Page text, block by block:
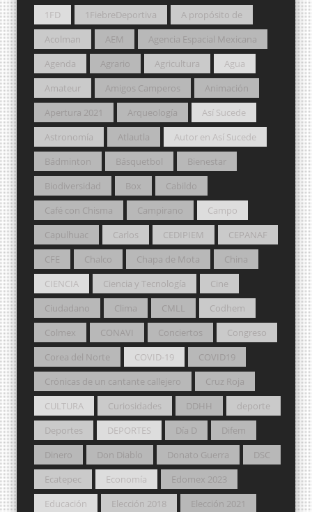
1FD 1FiebreDeportiva
A propósito de
Acolman
AEM
Agencia Espacial Mexicana
Agenda
Agrario Agricultura
Agua
Amateur
Amigos Camperos
Animación
Apertura 2021
Arqueología
Así Sucede
Astronomía
Atlautla
Autor en Así Sucede
Bádminton
Básquetbol
Bienestar
Biodiversidad
Box
Cabildo
Café con Chisma
Campirano
Campo
Capulhuac
Carlos CEDIPIEM
CEPANAF
CFE
Chalco Chapa de Mota
China
CIENCIA
Ciencia y Tecnología
Cine
Ciudadano
Clima CMLL
Codhem
Colmex
CONAVI Conciertos
Congreso
Corea del Norte
COVID-19
COVID19
Crónicas de un cantante callejero
Cruz Roja
CULTURA
Curiosidades DDHH
deporte
Deportes
DEPORTES Día D
Difem
Dinero
Don Diablo Donato Guerra
DSC
Ecatepec
Economía
Edomex 2023
Educación
Elección 2018
Elección 2021